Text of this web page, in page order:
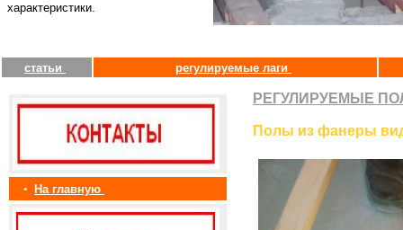
характеристики.
статьи регулируемые лаги
• На главную
РЕГУЛИРУЕМЫЕ
Полы из фанеры